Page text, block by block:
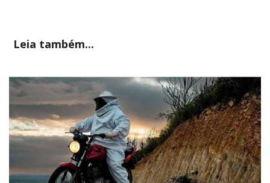
Leia também...